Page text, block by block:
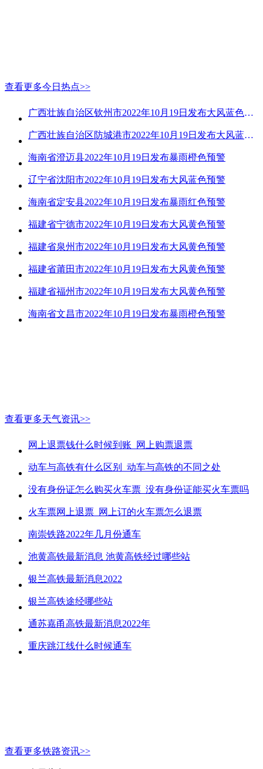
查看更多今日热点>>
广西壮族自治区钦州市2022年10月19日发布大风蓝色预警
广西壮族自治区防城港市2022年10月19日发布大风蓝色预警
海南省澄迈县2022年10月19日发布暴雨橙色预警
辽宁省沈阳市2022年10月19日发布大风蓝色预警
海南省定安县2022年10月19日发布暴雨红色预警
福建省宁德市2022年10月19日发布大风黄色预警
福建省泉州市2022年10月19日发布大风黄色预警
福建省莆田市2022年10月19日发布大风黄色预警
福建省福州市2022年10月19日发布大风黄色预警
海南省文昌市2022年10月19日发布暴雨橙色预警
查看更多天气资讯>>
网上退票钱什么时候到账_网上购票退票
动车与高铁有什么区别_动车与高铁的不同之处
没有身份证怎么购买火车票_没有身份证能买火车票吗
火车票网上退票_网上订的火车票怎么退票
南崇铁路2022年几月份通车
池黄高铁最新消息 池黄高铁经过哪些站
银兰高铁最新消息2022
银兰高铁途经哪些站
通苏嘉甬高铁最新消息2022年
重庆跳江线什么时候通车
查看更多铁路资讯>>